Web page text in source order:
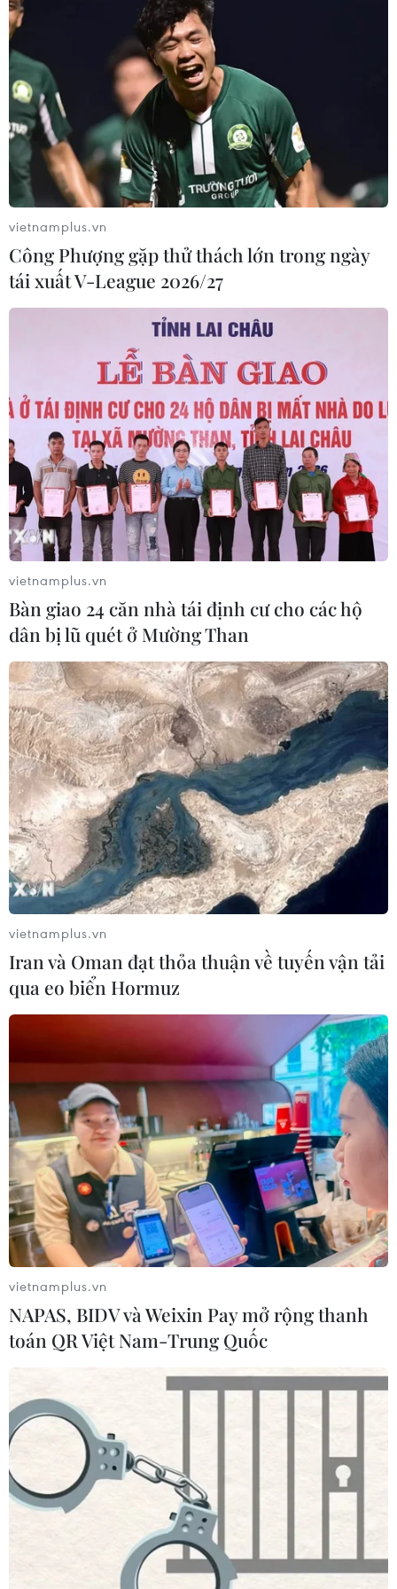
TIN CÙNG CHUYÊN MỤC
Khởi tố đối tượng giả danh Công an,
lừa đảo "chạy án" tại Đắk Lắk
06/08/2026 15:07
Cảnh sát khám xét nơi ở của Huấn
vietnamplus.vn
Công Phượng gặp thử thách lớn trong ngày
tái xuất V-League 2026/27
vietnamplus.vn
Bàn giao 24 căn nhà tái định cư cho các hộ
dân bị lũ quét ở Mường Than
vietnamplus.vn
Iran và Oman đạt thỏa thuận về tuyến vận tải
qua eo biển Hormuz
vietnamplus.vn
NAPAS, BIDV và Weixin Pay mở rộng thanh
toán QR Việt Nam-Trung Quốc